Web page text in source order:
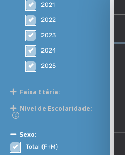
2021
2022
2023
2024
2025
Faixa Etária:
Nível de Escolaridade:
Sexo:
Total (F+M)